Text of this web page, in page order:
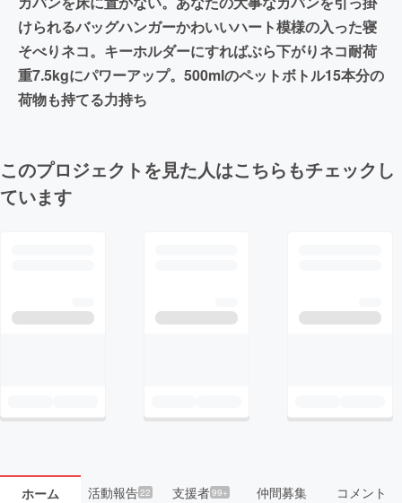
けられるバッグハンガーかわいいハート模様の入った寝
そべりネコ。キーホルダーにすればぶら下がりネコ耐荷
重7.5kgにパワーアップ。500mlのペットボトル15本分の
荷物も持てる力持ち
このプロジェクトを見た人はこちらもチェックし
ています
ホーム 活動報告22 支援者99+ 仲間募集 コメント